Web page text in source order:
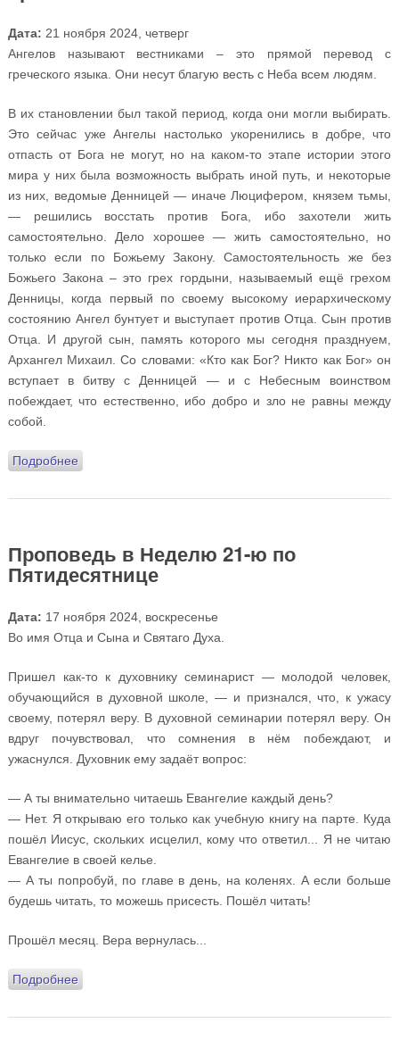
Дата: 21 ноября 2024, четверг
Ангелов называют вестниками – это прямой перевод с
греческого языка. Они несут благую весть с Неба всем людям.
В их становлении был такой период, когда они могли выбирать.
Это сейчас уже Ангелы настолько укоренились в добре, что
отпасть от Бога не могут, но на каком-то этапе истории этого
мира у них была возможность выбрать иной путь, и некоторые
из них, ведомые Денницей — иначе Люцифером, князем тьмы,
— решились восстать против Бога, ибо захотели жить
самостоятельно. Дело хорошее — жить самостоятельно, но
только если по Божьему Закону. Самостоятельность же без
Божьего Закона – это грех гордыни, называемый ещё грехом
Денницы, когда первый по своему высокому иерархическому
состоянию Ангел бунтует и выступает против Отца. Сын против
Отца. И другой сын, память которого мы сегодня празднуем,
Архангел Михаил. Со словами: «Кто как Бог? Никто как Бог» он
вступает в битву с Денницей — и с Небесным воинством
побеждает, что естественно, ибо добро и зло не равны между
собой.
Подробнеео Проповедь в день празднования Собора
Бесплотных
Проповедь в Неделю 21-ю по
Пятидесятнице
Дата: 17 ноября 2024, воскресенье
Во имя Отца и Сына и Святаго Духа.
Пришел как-то к духовнику семинарист — молодой человек,
обучающийся в духовной школе, — и признался, что, к ужасу
своему, потерял веру. В духовной семинарии потерял веру. Он
вдруг почувствовал, что сомнения в нём побеждают, и
ужаснулся. Духовник ему задаёт вопрос:
— А ты внимательно читаешь Евангелие каждый день?
— Нет. Я открываю его только как учебную книгу на парте. Куда
пошёл Иисус, скольких исцелил, кому что ответил... Я не читаю
Евангелие в своей келье.
— А ты попробуй, по главе в день, на коленях. А если больше
будешь читать, то можешь присесть. Пошёл читать!
Прошёл месяц. Вера вернулась...
Подробнеео Проповедь в Неделю 21-ю по Пятидесятнице